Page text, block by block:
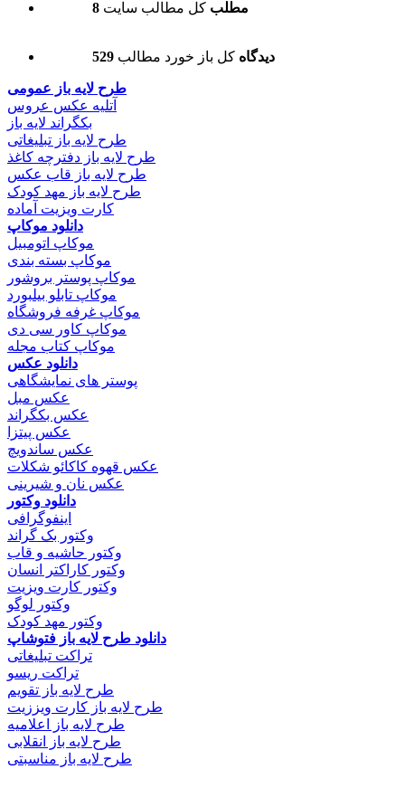
8 مطلب کل مطالب سایت
529 دیدگاه کل باز خورد مطالب
طرح لایه باز عمومی
آتلیه عکس عروس
بکگراند لایه باز
طرح لایه باز تبلیغاتی
طرح لایه باز دفترچه کاغذ
طرح لایه باز قاب عکس
طرح لایه باز مهد کودک
کارت ویزیت آماده
دانلود موکاپ
موکاپ اتومبیل
موکاپ بسته بندی
موکاپ پوستر بروشور
موکاپ تابلو بیلبورد
موکاپ غرفه فروشگاه
موکاپ کاور سی دی
موکاپ کتاب مجله
دانلود عکس
پوستر های نمایشگاهی
عکس مبل
عکس بکگراند
عکس پیتزا
عکس ساندویچ
عکس قهوه کاکائو شکلات
عکس نان و شیرینی
دانلود وکتور
اینفوگرافی
وکتور بک گراند
وکتور حاشیه و قاب
وکتور کاراکتر انسان
وکتور کارت ویزیت
وکتور لوگو
وکتور مهد کودک
دانلود طرح لایه باز فتوشاپ
تراکت تبلیغاتی
تراکت ریسو
طرح لایه باز تقویم
طرح لایه باز کارت ویززیت
طرح لایه باز اعلامیه
طرح لایه باز انقلابی
طرح لایه باز مناسبتی